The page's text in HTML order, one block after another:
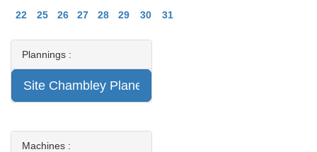
22
25 26 27 28 29 30 31
Plannings :
Machines :